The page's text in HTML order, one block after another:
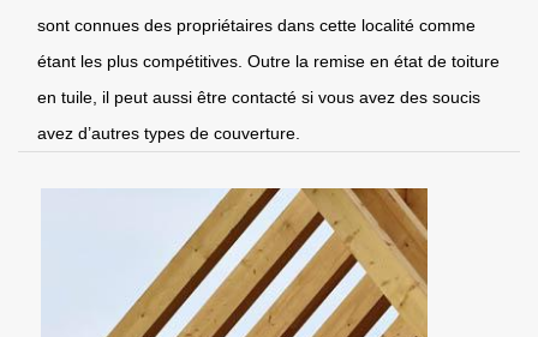
sont connues des propriétaires dans cette localité comme
étant les plus compétitives. Outre la remise en état de toiture
en tuile, il peut aussi être contacté si vous avez des soucis
avez d’autres types de couverture.